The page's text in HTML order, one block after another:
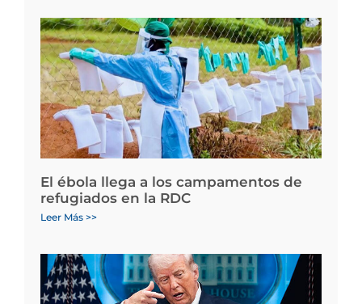
El ébola llega a los campamentos de
refugiados en la RDC
Leer Más >>